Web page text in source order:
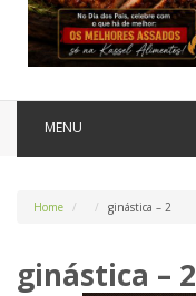
MENU
Home ginástica – 2
ginástica – 2